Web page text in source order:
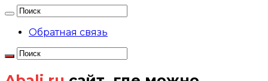
Обратная связь